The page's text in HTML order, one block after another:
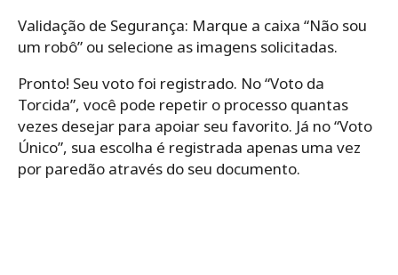
Validação de Segurança: Marque a caixa “Não sou
um robô” ou selecione as imagens solicitadas.
Pronto! Seu voto foi registrado. No “Voto da
Torcida”, você pode repetir o processo quantas
vezes desejar para apoiar seu favorito. Já no “Voto
Único”, sua escolha é registrada apenas uma vez
por paredão através do seu documento.